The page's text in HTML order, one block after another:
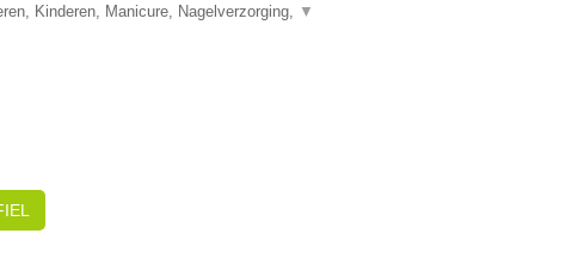
Kinderen, Manicure, Nagelverzorging, ▼